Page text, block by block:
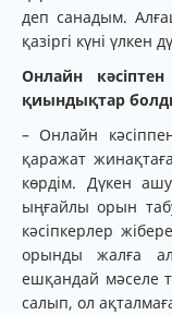
деп санадым.
қазіргі күні үлкен
Онлайн
қиындықтар
– Онлайн
қаражат
көрдім. Дүкен
ыңғайлы орын
кәсіпкерлер
орынды жалға
ешқандай мәселе
салып, ол